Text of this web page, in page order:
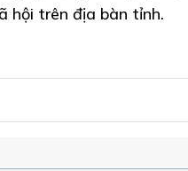
hội trên địa bàn tỉnh.